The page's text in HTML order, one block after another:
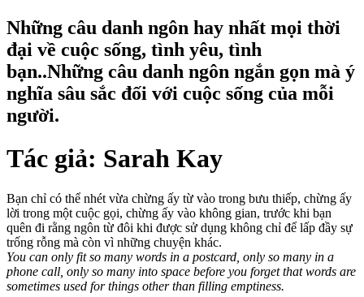
Những câu danh ngôn hay nhất mọi thời
đại về cuộc sống, tình yêu, tình
bạn..Những câu danh ngôn ngắn gọn mà ý
nghĩa sâu sắc đối với cuộc sống của mỗi
người.
Tác giả: Sarah Kay
Bạn chỉ có thể nhét vừa chừng ấy từ vào trong bưu thiếp, chừng ấy
lời trong một cuộc gọi, chừng ấy vào không gian, trước khi bạn
quên đi rằng ngôn từ đôi khi được sử dụng không chỉ để lấp đầy sự
trống rỗng mà còn vì những chuyện khác.
You can only fit so many words in a postcard, only so many in a
phone call, only so many into space before you forget that words are
sometimes used for things other than filling emptiness.